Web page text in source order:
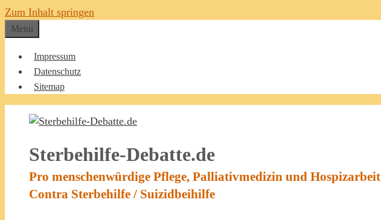
Zum Inhalt springen
Menu
Impressum
Datenschutz
Sitemap
Sterbehilfe-Debatte.de
Pro menschenwürdige Pflege, Palliativmedizin und Hospizarbeit
Contra Sterbehilfe / Suizidbeihilfe